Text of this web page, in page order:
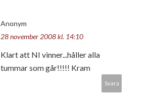
Anonym
28 november 2008 kl. 14:10
Klart att NI vinner...håller alla
tummar som går!!!!! Kram
Svara